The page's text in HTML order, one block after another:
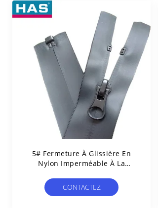
5# Fermeture À Glissière En
Nylon Imperméable À La
Manteaux De Vêtements
CONTACTEZ